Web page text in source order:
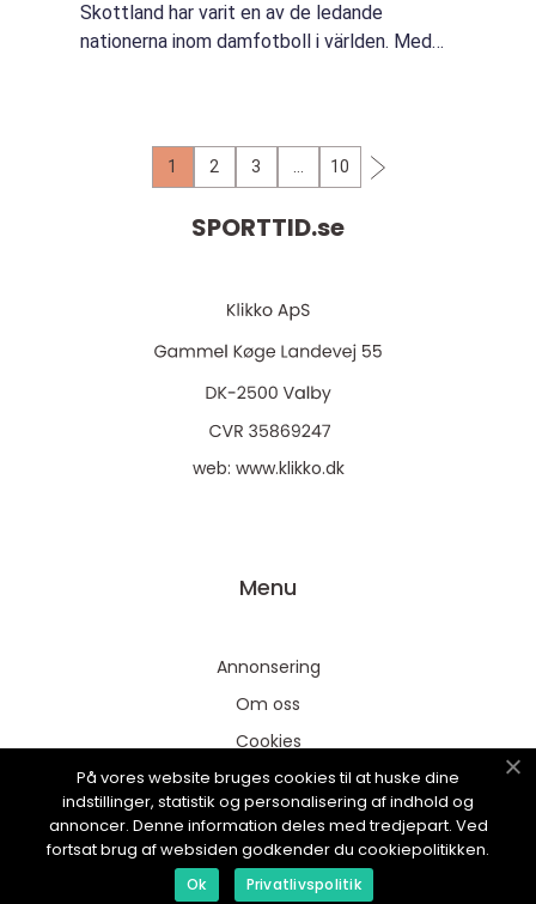
Skottland har varit en av de ledande
nationerna inom damfotboll i världen. Med
1 2 3 10
SPORTTID.se
web: www.klikko.dk
Menu
Annonsering
Om oss
Cookies
Kontakta oss
Sitemap
På vores website bruges cookies til at huske dine
indstillinger, statistik og personalisering af indhold og
annoncer. Denne information deles med tredjepart. Ved
fortsat brug af websiden godkender du cookiepolitikken.
Ok Privatlivspolitik